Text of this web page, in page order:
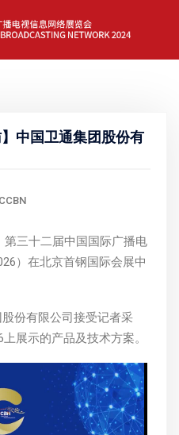
中国卫通集团股份有
三十二届中国国际广播电
）在北京首钢国际会展中
份有限公司接受记者采
展示的产品及技术方案。